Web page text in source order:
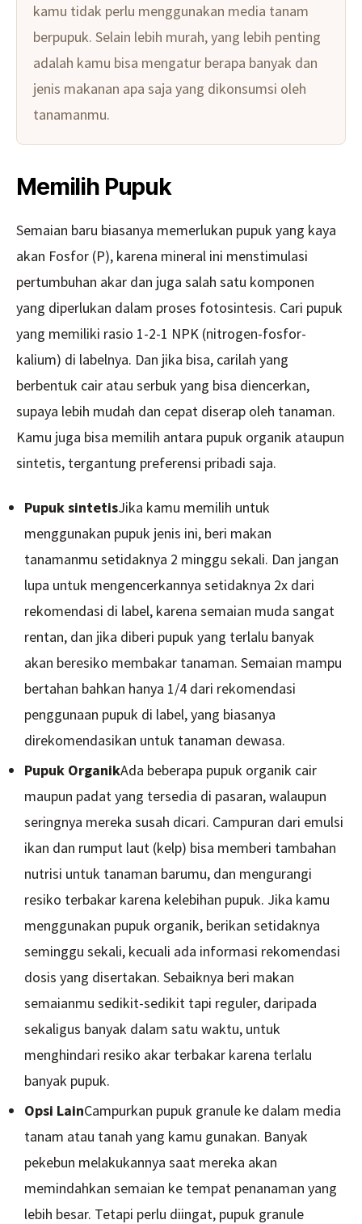
kamu tidak perlu menggunakan media tanam
berpupuk. Selain lebih murah, yang lebih penting
adalah kamu bisa mengatur berapa banyak dan
jenis makanan apa saja yang dikonsumsi oleh
tanamanmu.
Memilih Pupuk
Semaian baru biasanya memerlukan pupuk yang kaya
akan Fosfor (P), karena mineral ini menstimulasi
pertumbuhan akar dan juga salah satu komponen
yang diperlukan dalam proses fotosintesis. Cari pupuk
yang memiliki rasio 1-2-1 NPK (nitrogen-fosfor-
kalium) di labelnya. Dan jika bisa, carilah yang
berbentuk cair atau serbuk yang bisa diencerkan,
supaya lebih mudah dan cepat diserap oleh tanaman.
Kamu juga bisa memilih antara pupuk organik ataupun
sintetis, tergantung preferensi pribadi saja.
Pupuk sintetisJika kamu memilih untuk
menggunakan pupuk jenis ini, beri makan
tanamanmu setidaknya 2 minggu sekali. Dan jangan
lupa untuk mengencerkannya setidaknya 2x dari
rekomendasi di label, karena semaian muda sangat
rentan, dan jika diberi pupuk yang terlalu banyak
akan beresiko membakar tanaman. Semaian mampu
bertahan bahkan hanya 1/4 dari rekomendasi
penggunaan pupuk di label, yang biasanya
direkomendasikan untuk tanaman dewasa.
Pupuk OrganikAda beberapa pupuk organik cair
maupun padat yang tersedia di pasaran, walaupun
seringnya mereka susah dicari. Campuran dari emulsi
ikan dan rumput laut (kelp) bisa memberi tambahan
nutrisi untuk tanaman barumu, dan mengurangi
resiko terbakar karena kelebihan pupuk. Jika kamu
menggunakan pupuk organik, berikan setidaknya
seminggu sekali, kecuali ada informasi rekomendasi
dosis yang disertakan. Sebaiknya beri makan
semaianmu sedikit-sedikit tapi reguler, daripada
sekaligus banyak dalam satu waktu, untuk
menghindari resiko akar terbakar karena terlalu
banyak pupuk.
Opsi LainCampurkan pupuk granule ke dalam media
tanam atau tanah yang kamu gunakan. Banyak
pekebun melakukannya saat mereka akan
memindahkan semaian ke tempat penanaman yang
lebih besar. Tetapi perlu diingat, pupuk granule